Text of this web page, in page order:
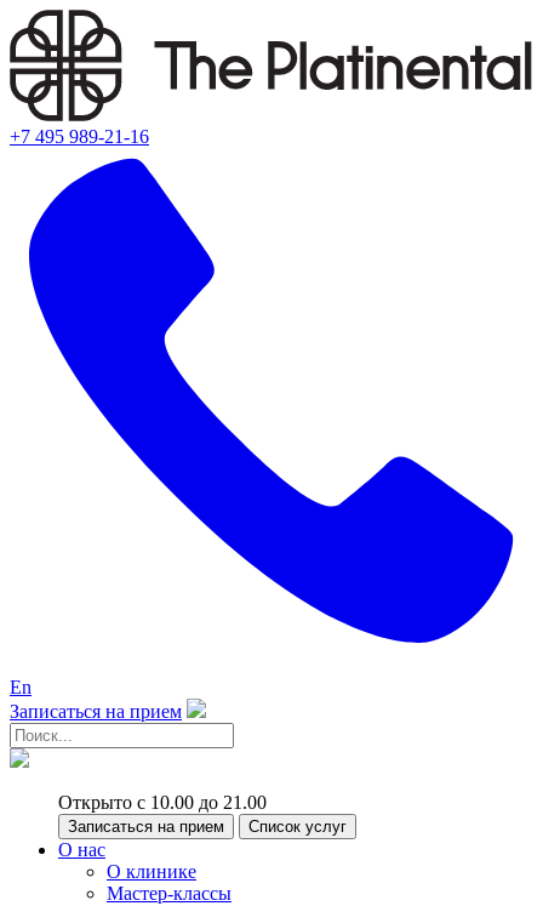
+7 495 989-21-16
En
Записаться на прием
Открыто с 10.00 до 21.00
Записаться на прием Список услуг
О нас
О клинике
Мастер-классы